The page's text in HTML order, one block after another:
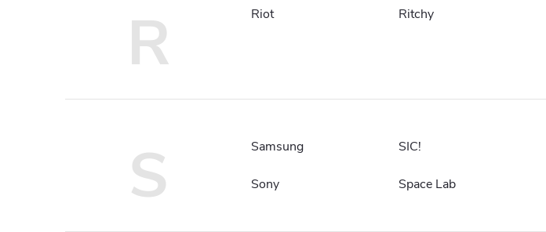
R Riot Ritchy
S Samsung SIC!
Sony Space Lab